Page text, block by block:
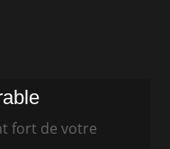
fort de votre